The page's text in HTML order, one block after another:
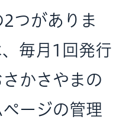
つがありま
毎月1回発行
かさやまの
ージの管理